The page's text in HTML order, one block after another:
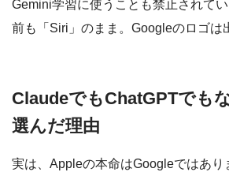
Gemini学習に使うことも禁止されて
前も「Siri」のまま。Googleのロゴは
ClaudeでもChatGPTでも
選んだ理由
実は、Appleの本命はGoogleではあり